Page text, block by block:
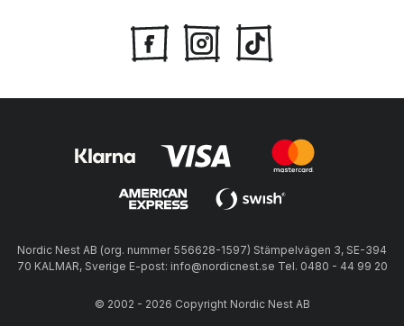
Nordic Nest AB (org. nummer 556628-1597) Stämpelvägen 3, SE-394
70 KALMAR, Sverige E-post: info@nordicnest.se Tel. 0480 - 44 99 20
© 2002 - 2026 Copyright Nordic Nest AB